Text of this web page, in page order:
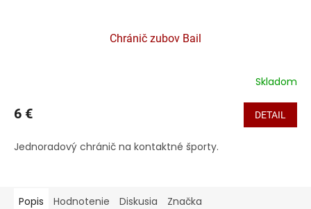
Chránič zubov Bail
Skladom
6 € DETAIL
Jednoradový chránič na kontaktné športy.
Popis Hodnotenie Diskusia Značka